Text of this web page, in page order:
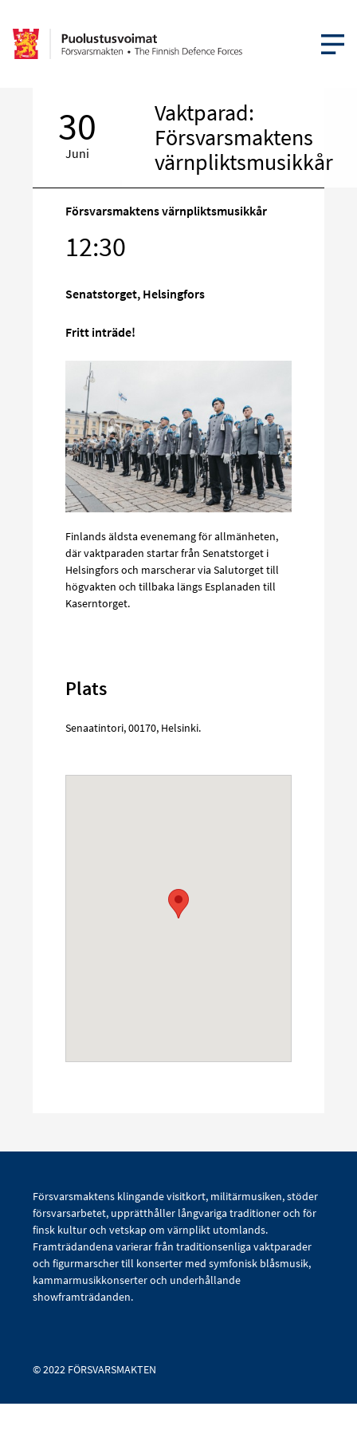
ÖPPNA
30
Juni
Vaktparad:
Försvarsmaktens
värnpliktsmusikkår
Försvarsmaktens värnpliktsmusikkår
12:30
Senatstorget, Helsingfors
Fritt inträde!
Finlands äldsta evenemang för allmänheten,
där vaktparaden startar från Senatstorget i
Helsingfors och marscherar via Salutorget till
högvakten och tillbaka längs Esplanaden till
Kaserntorget.
Plats
Senaatintori,00170, Helsinki.
Försvarsmaktens klingande visitkort, militärmusiken, stöder
försvarsarbetet, upprätthåller långvariga traditioner och för
finsk kultur och vetskap om värnplikt utomlands.
Framträdandena varierar från traditionsenliga vaktparader
och figurmarscher till konserter med symfonisk blåsmusik,
kammarmusikkonserter och underhållande
showframträdanden.
© 2022 FÖRSVARSMAKTEN